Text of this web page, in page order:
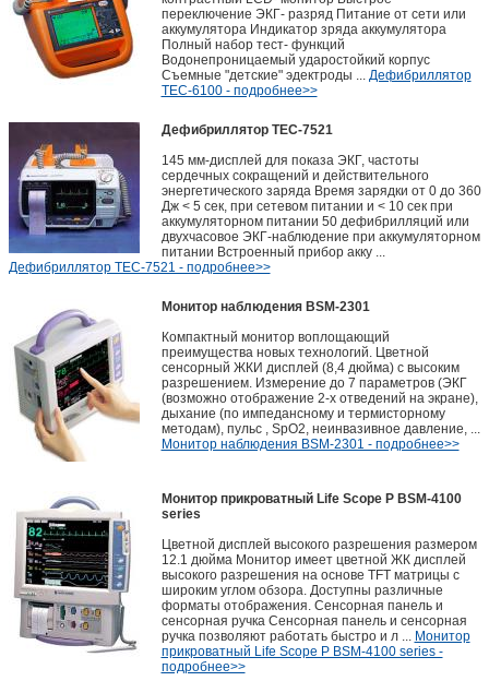
переключение ЭКГ- разряд Питание от сети или
аккумулятора Индикатор зряда аккумулятора
Полный набор тест- функций
Водонепроницаемый ударостойкий корпус
Съемные "детские" эдектроды ... Дефибриллятор
TEC-6100 - подробнее>>
Дефибриллятор TEC-7521
145 мм-дисплей для показа ЭКГ, частоты
сердечных сокращений и действительного
энергетического заряда Время зарядки от 0 до 360
Дж < 5 сек, при сетевом питании и < 10 сек при
аккумуляторном питании 50 дефибрилляций или
двухчасовое ЭКГ-наблюдение при аккумуляторном
питании Встроенный прибор акку ...
Дефибриллятор TEC-7521 - подробнее>>
Монитор наблюдения BSM-2301
Компактный монитор воплощающий
преимущества новых технологий. Цветной
сенсорный ЖКИ дисплей (8,4 дюйма) с высоким
разрешением. Измерение до 7 параметров (ЭКГ
(возможно отображение 2-х отведений на экране),
дыхание (по импедансному и термисторному
методам), пульс , SpO2, неинвазивное давление, ...
Монитор наблюдения BSM-2301 - подробнее>>
Монитор прикроватный Life Scope P BSM-4100
series
Цветной дисплей высокого разрешения размером
12.1 дюйма Монитор имеет цветной ЖК дисплей
высокого разрешения на основе TFT матрицы с
широким углом обзора. Доступны различные
форматы отображения. Сенсорная панель и
сенсорная ручка Сенсорная панель и сенсорная
ручка позволяют работать быстро и л ... Монитор
прикроватный Life Scope P BSM-4100 series -
подробнее>>